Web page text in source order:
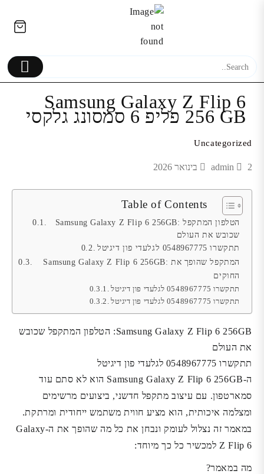
Samsung Galaxy Z Flip 6
256 GB פליפ 6 סמסונג גלקסי
Uncategorized
admin 2 בינואר 2026
Table of Contents
Samsung Galaxy Z Flip 6 256GB: הטלפון המתקפל
שכובש את העולם
תתקשרו 0548967775 לגלעדי פון דיגיטל
Samsung Galaxy Z Flip 6 256GB: המתקפל שהופך את
החוקים
תתקשרו 0548967775 לגלעדי פון דיגיטל
תתקשרו 0548967775 לגלעדי פון דיגיטל
Samsung Galaxy Z Flip 6 256GB: הטלפון המתקפל שכובש
את העולם
תתקשרו 0548967775 לגלעדי פון דיגיטל
ה-Samsung Galaxy Z Flip 6 256GB הוא לא סתם עוד
סמארטפון. עם עיצוב מתקפל חדשני, ביצועים מרשימים
ומצלמה איכותית, הוא מציע חווית משתמש ייחודית ומרתקת.
במאמר זה נצלול לעומק ונבחן את כל מה שהופך את ה-Galaxy
Z Flip 6 למכשיר כל כך מיוחד:
מה במאמר?
החלפת מסך מקורי LCD+מגע
Samsung Galaxy A5 (2017)